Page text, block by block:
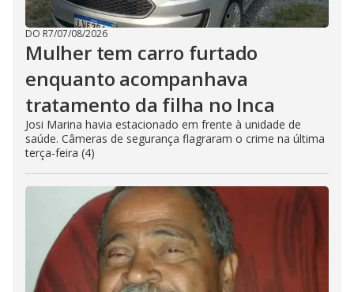
DO R7/07/08/2026
Mulher tem carro furtado
enquanto acompanhava
tratamento da filha no Inca
Josi Marina havia estacionado em frente à unidade de
saúde. Câmeras de segurança flagraram o crime na última
terça-feira (4)